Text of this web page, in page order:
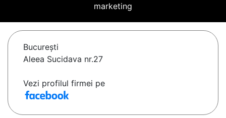
marketing
Bucureşti
Aleea Sucidava nr.27
Vezi profilul firmei pe